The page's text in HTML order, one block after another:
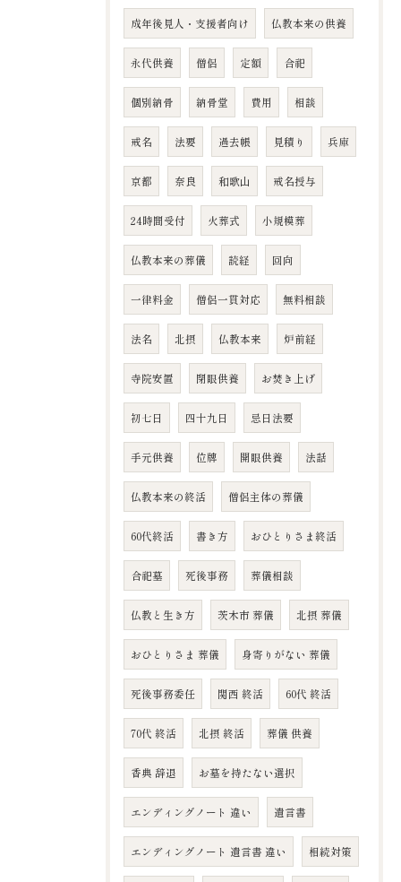
成年後見人・支援者向け 仏教本来の供養
永代供養 僧侶 定額 合祀
個別納骨 納骨堂 費用 相談
戒名 法要 過去帳 見積り 兵庫
京都 奈良 和歌山 戒名授与
24時間受付 火葬式 小規模葬
仏教本来の葬儀 読経 回向
一律料金 僧侶一貫対応 無料相談
法名 北摂 仏教本来 炉前経
寺院安置 閉眼供養 お焚き上げ
初七日 四十九日 忌日法要
手元供養 位牌 開眼供養 法話
仏教本来の終活 僧侶主体の葬儀
60代終活 書き方 おひとりさま終活
合祀墓 死後事務 葬儀相談
仏教と生き方 茨木市 葬儀 北摂 葬儀
おひとりさま 葬儀 身寄りがない 葬儀
死後事務委任 関西 終活 60代 終活
70代 終活 北摂 終活 葬儀 供養
香典 辞退 お墓を持たない選択
エンディングノート 違い 遺言書
エンディングノート 遺言書 違い 相続対策